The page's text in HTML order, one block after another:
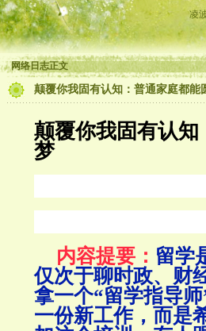
凌
网络日志正文
颠覆你我固有认知：普通家庭都能
颠覆你我固有认
梦
内容提要： 留学
仅次于聊时政、财
拿一个“留学指导
一份新工作，而是